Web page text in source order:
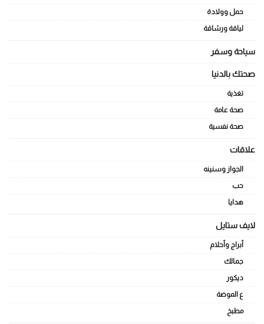
حمل وولادة
لياقة ورشاقة
سياحة وسفر
صحتك بالدنيا
تغذية
صحة عامة
صحة نفسية
علاقات
الجواز وسنينه
حب
هدايا
لايف ستايل
أبراج وأحلام
جمالك
ديكور
ع الموضة
مطبخ